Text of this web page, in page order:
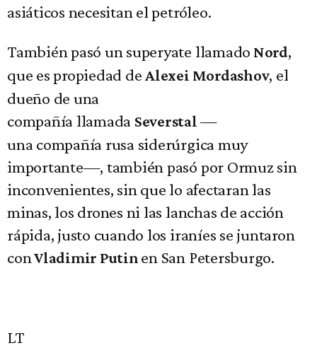
asiáticos necesitan el petróleo.
También pasó un superyate llamado Nord,
que es propiedad deAlexei Mordashov, el
dueño de una
compañía llamada Severstal —
una compañía rusa siderúrgica muy
importante—, también pasó por Ormuz sin
inconvenientes, sin que lo afectaran las
minas, los drones ni las lanchas de acción
rápida, justo cuando los iraníes se juntaron
conVladimir Putin en San Petersburgo.
LT